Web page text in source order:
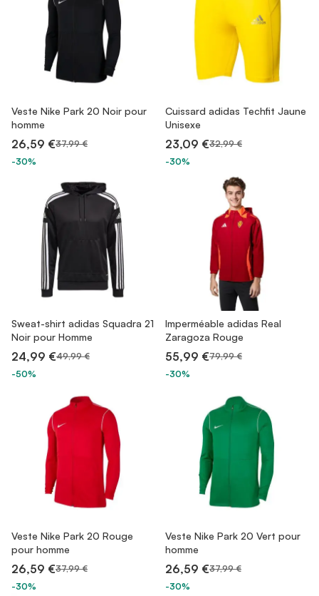
Veste Nike Park 20 Noir pour
homme
26,59 €37,99 €
-30%
Cuissard adidas Techfit Jaune
Unisexe
23,09 €32,99 €
-30%
Sweat-shirt adidas Squadra 21
Noir pour Homme
24,99 €49,99 €
-50%
Imperméable adidas Real
Zaragoza Rouge
55,99 €79,99 €
-30%
Veste Nike Park 20 Rouge
pour homme
26,59 €37,99 €
-30%
Veste Nike Park 20 Vert pour
homme
26,59 €37,99 €
-30%